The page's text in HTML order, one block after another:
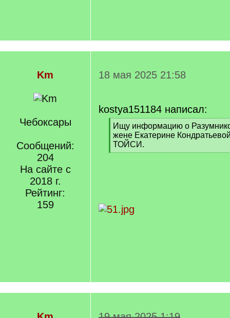
Km
Чебоксары
Сообщений:
204
На сайте с
2018 г.
Рейтинг:
159
18 мая 2025 21:58
kostya151184 написал:
[
q
]
Ищу информацию о
жене Екатерине
ТОЙСИ.
[